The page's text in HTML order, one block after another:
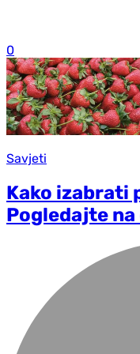
0
Savjeti
Kako izabrati
Pogledajte